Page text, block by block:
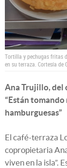
Tortilla y pechugas fritas
en su terraza. Cortesía de
Ana Trujillo, del
“Están tomando
hamburguesas”
El café-terraza
copropietaria
viven en la isla”.